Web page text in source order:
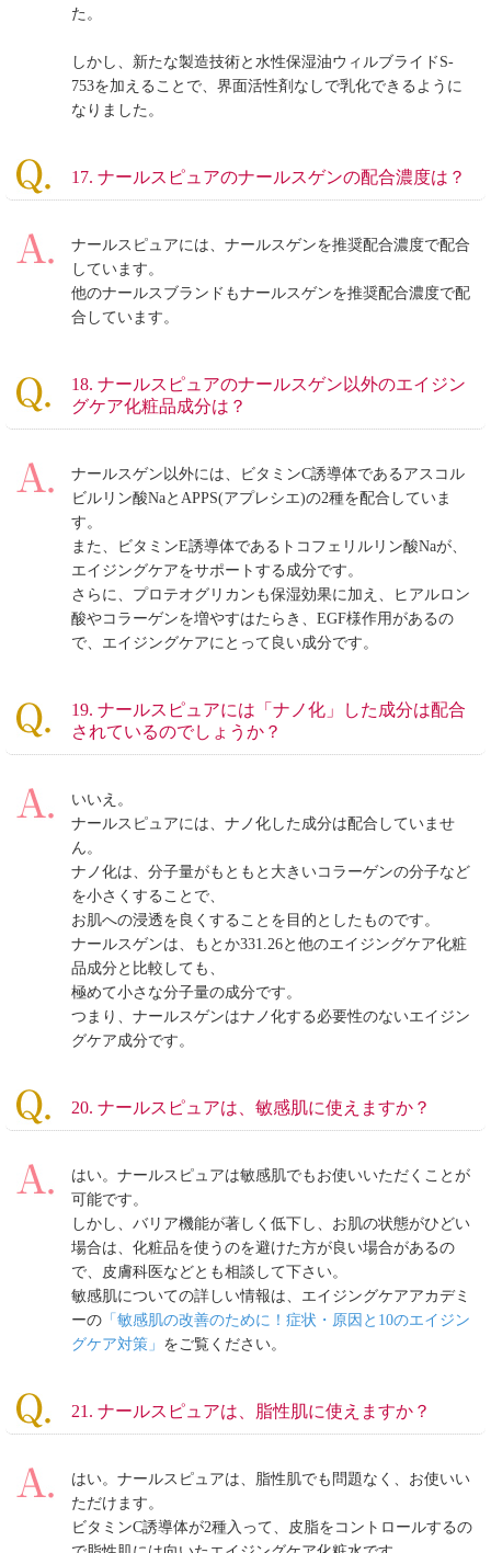
た。
しかし、新たな製造技術と水性保湿油ウィルブライドS-
753を加えることで、界面活性剤なしで乳化できるように
なりました。
17. ナールスピュアのナールスゲンの配合濃度は？
ナールスピュアには、ナールスゲンを推奨配合濃度で配合
しています。
他のナールスブランドもナールスゲンを推奨配合濃度で配
合しています。
18. ナールスピュアのナールスゲン以外のエイジン
グケア化粧品成分は？
ナールスゲン以外には、ビタミンC誘導体であるアスコル
ビルリン酸NaとAPPS(アプレシエ)の2種を配合していま
す。
また、ビタミンE誘導体であるトコフェリルリン酸Naが、
エイジングケアをサポートする成分です。
さらに、プロテオグリカンも保湿効果に加え、ヒアルロン
酸やコラーゲンを増やすはたらき、EGF様作用があるの
で、エイジングケアにとって良い成分です。
19. ナールスピュアには「ナノ化」した成分は配合
されているのでしょうか？
いいえ。
ナールスピュアには、ナノ化した成分は配合していませ
ん。
ナノ化は、分子量がもともと大きいコラーゲンの分子など
を小さくすることで、
お肌への浸透を良くすることを目的としたものです。
ナールスゲンは、もとか331.26と他のエイジングケア化粧
品成分と比較しても、
極めて小さな分子量の成分です。
つまり、ナールスゲンはナノ化する必要性のないエイジン
グケア成分です。
20. ナールスピュアは、敏感肌に使えますか？
はい。ナールスピュアは敏感肌でもお使いいただくことが
可能です。
しかし、バリア機能が著しく低下し、お肌の状態がひどい
場合は、化粧品を使うのを避けた方が良い場合があるの
で、皮膚科医などとも相談して下さい。
敏感肌についての詳しい情報は、エイジングケアアカデミ
ーの 「敏感肌の改善のために！症状・原因と10のエイジン
グケア対策」 をご覧ください。
21. ナールスピュアは、脂性肌に使えますか？
はい。ナールスピュアは、脂性肌でも問題なく、お使いい
ただけます。
ビタミンC誘導体が2種入って、皮脂をコントロールするの